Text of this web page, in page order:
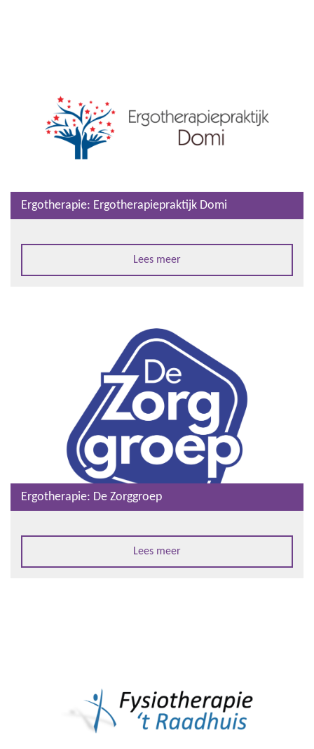
Ergotherapie: Ergotherapiepraktijk Domi
Lees meer
Ergotherapie: De Zorggroep
Lees meer